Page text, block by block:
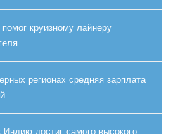
круизному лайнеру
регионах средняя зарплата
достиг самого высокого